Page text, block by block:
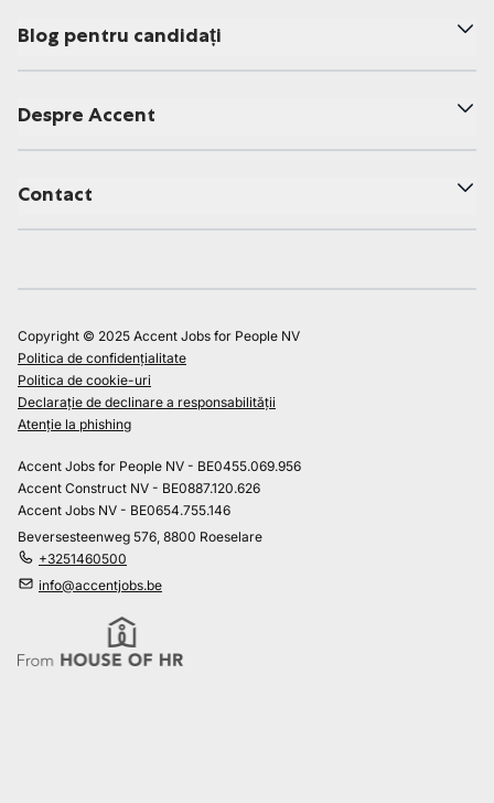
Blog pentru candidați
Despre Accent
Contact
Copyright © 2025 Accent Jobs for People NV
Politica de confidențialitate
Politica de cookie-uri
Declarație de declinare a responsabilității
Atenție la phishing
Accent Jobs for People NV - BE0455.069.956
Accent Construct NV - BE0887.120.626
Accent Jobs NV - BE0654.755.146
Beversesteenweg 576, 8800 Roeselare
+3251460500
info@accentjobs.be